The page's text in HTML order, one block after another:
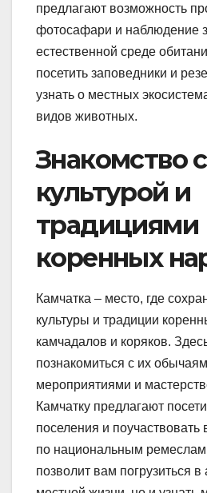
предлагают возможность
фотосафари и наблюдение
естественной среде
посетить заповедники и
узнать о местных
видов животных.
Знакомство с
культурой и
традициями
коренных
Камчатка – место, где
культуры и традиции
камчадалов и коряков.
познакомиться с их
мероприятиями и
Камчатку предлагают
поселения и поучаствовать
по национальным
позволит вам погрузиться